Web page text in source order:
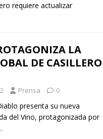
requiere actualizar
LA
DE CASILLERO
Prensa 0
presenta su nueva
del Vino, protagonizada por